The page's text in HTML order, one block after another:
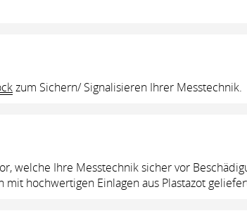
zum Sichern/ Signalisieren Ihrer Messtechnik.
welche Ihre Messtechnik sicher vor
hochwertigen Einlagen aus Plastazot